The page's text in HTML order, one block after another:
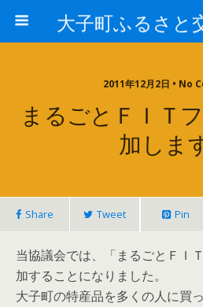
2011年12月2日 • No
まるごとＦＩＴ
加しま
Share Tweet Pin
当協議会では、「まるごとＦＩ
加することになりました。
大子町の特産品を多くの人に買